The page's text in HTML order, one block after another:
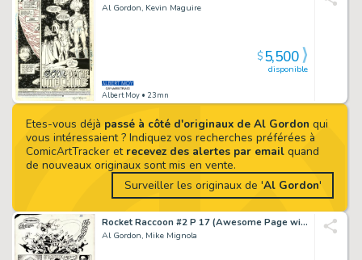
Etes-vous déjà passé à côté d'originaux de Al Gordon qui
vous intéressaient ? Indiquez vos recherches préférées à
ComicArtTracker et recevez des alertes par emailquand
de nouveaux originaux sont mis en vente.
Surveiller les originaux de 'Al Gordon'
Al Gordon, Kevin Maguire
Albert Moy • 23mn
disponible
$5,500
Rocket Raccoon #2 P 17 (Awesome Page with Rocket in 4 of 5 Great Panels!) 1985
Al Gordon, Mike Mignola